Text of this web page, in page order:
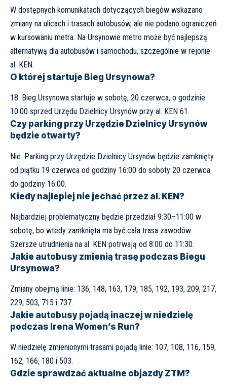
W dostępnych komunikatach dotyczących biegów wskazano
zmiany na ulicach i trasach autobusów, ale nie podano ograniczeń
w kursowaniu metra. Na Ursynowie metro może być najlepszą
alternatywą dla autobusów i samochodu, szczególnie w rejonie
al. KEN.
O której startuje Bieg Ursynowa?
18. Bieg Ursynowa startuje w sobotę, 20 czerwca, o godzinie
10:00 sprzed Urzędu Dzielnicy Ursynów przy al. KEN 61.
Czy parking przy Urzędzie Dzielnicy Ursynów
będzie otwarty?
Nie. Parking przy Urzędzie Dzielnicy Ursynów będzie zamknięty
od piątku 19 czerwca od godziny 16:00 do soboty 20 czerwca
do godziny 16:00.
Kiedy najlepiej nie jechać przez al. KEN?
Najbardziej problematyczny będzie przedział 9:30–11:00 w
sobotę, bo wtedy zamknięta ma być cała trasa zawodów.
Szersze utrudnienia na al. KEN potrwają od 8:00 do 11:30.
Jakie autobusy zmienią trasę podczas Biegu
Ursynowa?
Zmiany obejmą linie: 136, 148, 163, 179, 185, 192, 193, 209, 217,
229, 503, 715 i 737.
Jakie autobusy pojadą inaczej w niedzielę
podczas Irena Women’s Run?
W niedzielę zmienionymi trasami pojadą linie: 107, 108, 116, 159,
162, 166, 180 i 503.
Gdzie sprawdzać aktualne objazdy ZTM?